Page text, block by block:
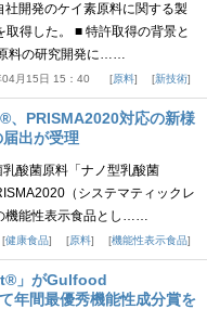
開発のケイ素原料に関する製
得した。 ■ 特許取得の背景と
料の研究開発に……
月15日 15：40 原料 新技術
、PRISMA2020対応の新様
出が受理
酸菌原料「ナノ型乳酸菌
（システマティックレ
機能性表示食品とし……
健康食品 原料 機能性表示食品
」がGulfood
年間最優秀機能性成分賞を